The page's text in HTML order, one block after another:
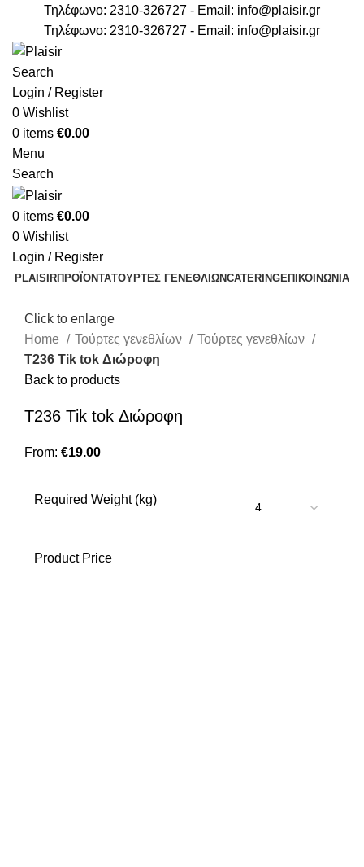
Τηλέφωνο: 2310-326727 - Email: info@plaisir.gr
Τηλέφωνο: 2310-326727 - Email: info@plaisir.gr
Search
Login / Register
0 Wishlist
0 items €0.00
Menu
Search
0 items €0.00
0 Wishlist
Login / Register
PLAISIRΠΡΟΪΟΝΤΑΤΟΥΡΤΕΣ ΓΕΝΕΘΛΙΩΝCATERINGΕΠΙΚΟΙΝΩΝΙΑ
Click to enlarge
Home
Τούρτες γενεθλίων
Τούρτες γενεθλίων
T236 Τik tok Διώροφη
Back to products
T236 Τik tok Διώροφη
From: €19.00
Required Weight (kg)
Product Price